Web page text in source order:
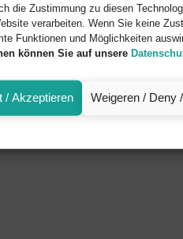
die Zustimmung zu diesen
verarbeiten. Wenn Sie keine
Funktionen und Möglichkeiten
können Sie auf unsere
/ Akzeptieren Weigeren / Deny